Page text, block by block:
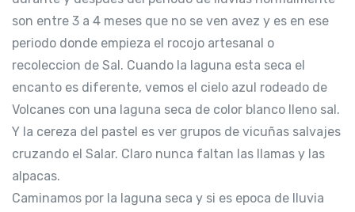
son entre 3 a 4 meses que no se ven avez y es en ese
periodo donde empieza el rocojo artesanal o
recoleccion de Sal. Cuando la laguna esta seca el
encanto es diferente, vemos el cielo azul rodeado de
Volcanes con una laguna seca de color blanco lleno sal.
Y la cereza del pastel es ver grupos de vicuñas salvajes
cruzando el Salar. Claro nunca faltan las llamas y las
alpacas.
Caminamos por la laguna seca y si es epoca de lluvia